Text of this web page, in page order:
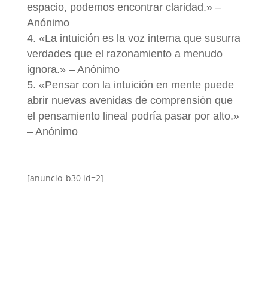
espacio, podemos encontrar claridad.» –
Anónimo
«La intuición es la voz interna que susurra
verdades que el razonamiento a menudo
ignora.» – Anónimo
«Pensar con la intuición en mente puede
abrir nuevas avenidas de comprensión que
el pensamiento lineal podría pasar por alto.»
– Anónimo
[anuncio_b30 id=2]